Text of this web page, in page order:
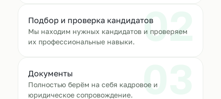
02
Подбор и проверка кандидатов
Мы находим нужных кандидатов и проверяем
их профессиональные навыки.
03
Документы
Полностью берём на себя кадровое и
юридическое сопровождение.